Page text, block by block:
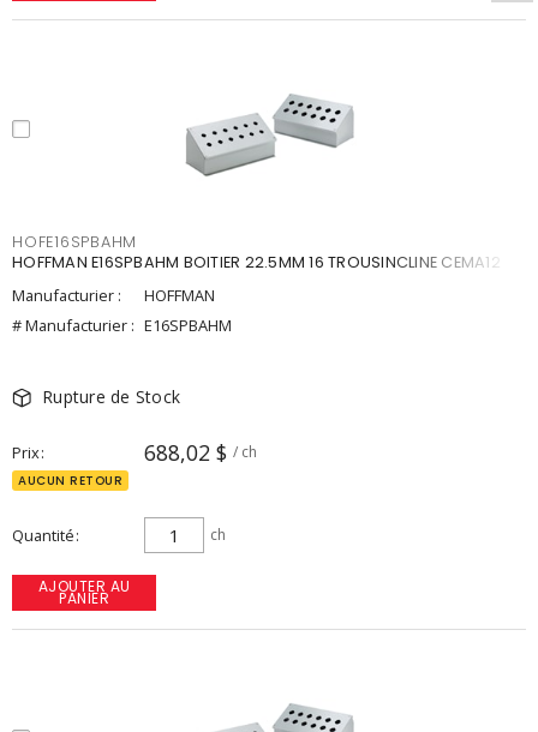
HOFE16SPBAHM
HOFFMAN E16SPBAHM BOITIER 22.5MM 16 TROUSINCLINE CEMA12
Manufacturier :
HOFFMAN
# Manufacturier : E16SPBAHM
Rupture de Stock
Prix 688,02 $ / ch
AUCUN RETOUR
Quantité ch
AJOUTER AU
PANIER